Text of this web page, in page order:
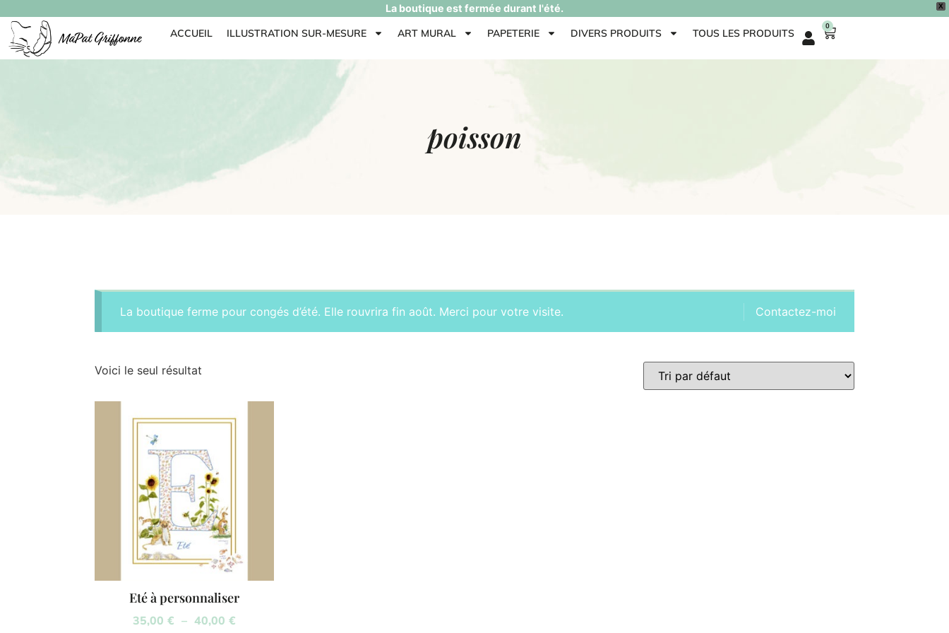
X
La boutique est fermée durant l'été.
ACCUEIL ILLUSTRATION SUR-MESURE ART MURAL PAPETERIE DIVERS PRODUITS TOUS LES PRODUITS
0
poisson
Contactez-moi
La boutique ferme pour congés d’été. Elle rouvrira fin août. Merci pour votre visite.
Voici le seul résultat
Eté à personnaliser
35,00€ – 40,00€